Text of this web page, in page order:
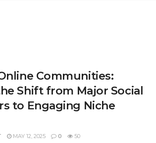
Communities:
Shift from Major Social
to Engaging Niche
MAY 12, 2025 0 50